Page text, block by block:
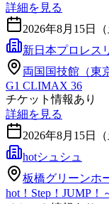
詳細を見る
2026年8月15日（
新日本プロレス
両国国技館（東
G1 CLIMAX 36
チケット情報あり
詳細を見る
2026年8月15日（
hotシュシュ
板橋グリーンホ
hot！Step！JUMP